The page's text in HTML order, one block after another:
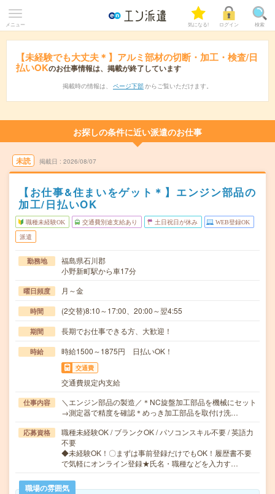
メニュー 気になる! ログイン 検索
【未経験でも大丈夫＊】アルミ部材の切断・加工・検査/日
払いOKのお仕事情報は、掲載が終了しています
掲載時の情報は、 ページ下部 からご覧いただけます。
お探しの条件に近い派遣のお仕事
未読 掲載日 2026/08/07
【お仕事&住まいをゲット＊】エンジン部品の
加工/日払いOK
職種未経験OK 交通費別途支給あり 土日祝日が休み WEB登録OK
派遣
勤務地
福島県石川郡
小野新町駅から車17分
曜日頻度 月～金
時間 (2交替)8:10～17:00、20:00～翌4:55
期間 長期でお仕事できる方、大歓迎！
時給 時給1500～1875円 日払いOK！
交通費
交通費規定内支給
仕事内容
＼エンジン部品の製造／＊NC旋盤加工部品を機械にセット
→測定器で精度を確認＊めっき加工部品を取付け洗…
応募資格
職種未経験OK / ブランクOK / パソコンスキル不要 / 英語力
不要
◆未経験OK！〇まずは事前登録だけでもOK！履歴書不要
で気軽にオンライン登録★氏名・職種などを入力す…
職場の雰囲気